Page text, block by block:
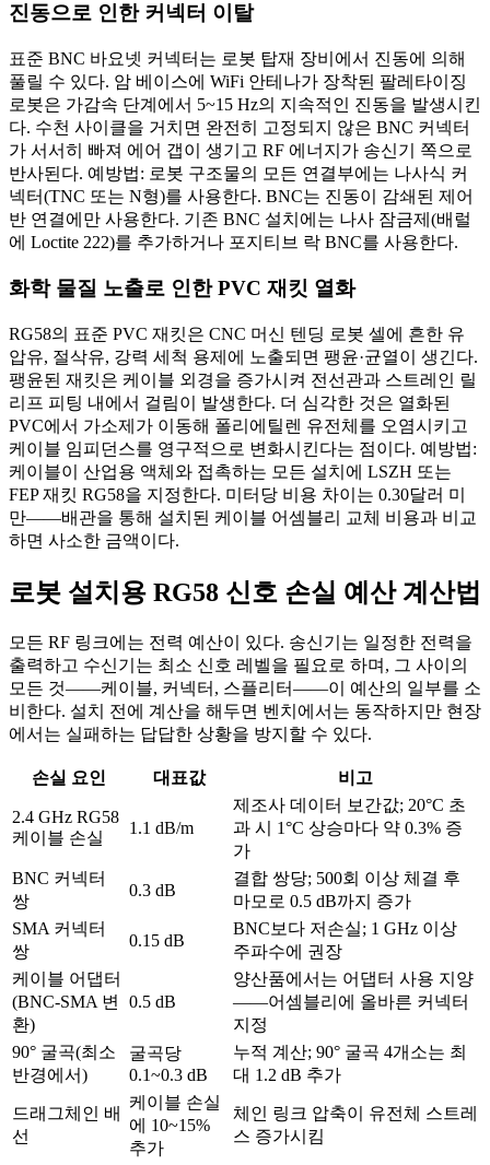
진동으로 인한 커넥터 이탈
표준 BNC 바요넷 커넥터는 로봇 탑재 장비에서 진동에 의해
풀릴 수 있다. 암 베이스에 WiFi 안테나가 장착된 팔레타이징
로봇은 가감속 단계에서 5~15 Hz의 지속적인 진동을 발생시킨
다. 수천 사이클을 거치면 완전히 고정되지 않은 BNC 커넥터
가 서서히 빠져 에어 갭이 생기고 RF 에너지가 송신기 쪽으로
반사된다. 예방법: 로봇 구조물의 모든 연결부에는 나사식 커
넥터(TNC 또는 N형)를 사용한다. BNC는 진동이 감쇄된 제어
반 연결에만 사용한다. 기존 BNC 설치에는 나사 잠금제(배럴
에 Loctite 222)를 추가하거나 포지티브 락 BNC를 사용한다.
화학 물질 노출로 인한 PVC 재킷 열화
RG58의 표준 PVC 재킷은 CNC 머신 텐딩 로봇 셀에 흔한 유
압유, 절삭유, 강력 세척 용제에 노출되면 팽윤·균열이 생긴다.
팽윤된 재킷은 케이블 외경을 증가시켜 전선관과 스트레인 릴
리프 피팅 내에서 걸림이 발생한다. 더 심각한 것은 열화된
PVC에서 가소제가 이동해 폴리에틸렌 유전체를 오염시키고
케이블 임피던스를 영구적으로 변화시킨다는 점이다. 예방법:
케이블이 산업용 액체와 접촉하는 모든 설치에 LSZH 또는
FEP 재킷 RG58을 지정한다. 미터당 비용 차이는 0.30달러 미
만——배관을 통해 설치된 케이블 어셈블리 교체 비용과 비교
하면 사소한 금액이다.
로봇 설치용 RG58 신호 손실 예산 계산법
모든 RF 링크에는 전력 예산이 있다. 송신기는 일정한 전력을
출력하고 수신기는 최소 신호 레벨을 필요로 하며, 그 사이의
모든 것——케이블, 커넥터, 스플리터——이 예산의 일부를 소
비한다. 설치 전에 계산을 해두면 벤치에서는 동작하지만 현장
에서는 실패하는 답답한 상황을 방지할 수 있다.
손실 요인 대표값 비고
2.4 GHz RG58
케이블 손실
1.1 dB/m
제조사 데이터 보간값; 20°C 초
과 시 1°C 상승마다 약 0.3% 증
가
BNC 커넥터
쌍
0.3 dB
결합 쌍당; 500회 이상 체결 후
마모로 0.5 dB까지 증가
SMA 커넥터
쌍
0.15 dB
BNC보다 저손실; 1 GHz 이상
주파수에 권장
케이블 어댑터
(BNC-SMA 변
환)
0.5 dB
양산품에서는 어댑터 사용 지양
——어셈블리에 올바른 커넥터
지정
90° 굴곡(최소
반경에서)
굴곡당
0.1~0.3 dB
누적 계산; 90° 굴곡 4개소는 최
대 1.2 dB 추가
드래그체인 배
선
케이블 손실
에 10~15%
추가
체인 링크 압축이 유전체 스트레
스 증가시킴